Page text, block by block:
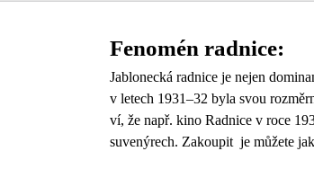
Fenomén radnice:
Jablonecká radnice je nejen
v letech 1931–32 byla svou
ví, že např. kino Radnice v roce
suvenýrech. Zakoupit je můžete